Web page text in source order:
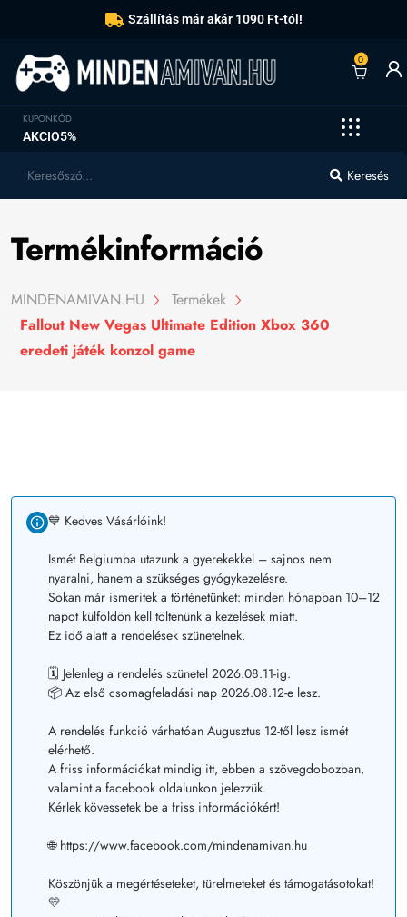
Szállítás már akár 1090 Ft-tól!
0
KUPONKÓD
AKCIO5%
Keresés
Termékinformáció
MINDENAMIVAN.HU
Termékek
Fallout New Vegas Ultimate Edition Xbox 360
eredeti játék konzol game
💙 Kedves Vásárlóink!
Ismét Belgiumba utazunk a gyerekekkel – sajnos nem
nyaralni, hanem a szükséges gyógykezelésre.
Sokan már ismeritek a történetünket: minden hónapban 10–12
napot külföldön kell töltenünk a kezelések miatt.
Ez idő alatt a rendelések szünetelnek.
🗓️ Jelenleg a rendelés szünetel 2026.08.11-ig.
📦 Az első csomagfeladási nap 2026.08.12-e lesz.
A rendelés funkció várhatóan Augusztus 12-től lesz ismét
elérhető.
A friss információkat mindig itt, ebben a szövegdobozban,
valamint a facebook oldalunkon jelezzük.
Kérlek kövessetek be a friss információkért!
🌐 https://www.facebook.com/mindenamivan.hu
Köszönjük a megértéseteket, türelmeteket és támogatásotokat!
💛